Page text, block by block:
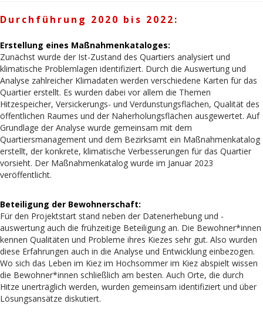
Durchführung 2020 bis 2022:
Erstellung eines Maßnahmenkataloges:
Zunächst wurde der Ist-Zustand des Quartiers analysiert und
klimatische Problemlagen identifiziert. Durch die Auswertung und
Analyse zahlreicher Klimadaten werden verschiedene Karten für das
Quartier erstellt. Es wurden dabei vor allem die Themen
Hitzespeicher, Versickerungs- und Verdunstungsflächen, Qualität des
öffentlichen Raumes und der Naherholungsflächen ausgewertet. Auf
Grundlage der Analyse wurde gemeinsam mit dem
Quartiersmanagement und dem Bezirksamt ein Maßnahmenkatalog
erstellt, der konkrete, klimatische Verbesserungen für das Quartier
vorsieht. Der Maßnahmenkatalog wurde im Januar 2023
veröffentlicht.
Beteiligung der Bewohnerschaft:
Für den Projektstart stand neben der Datenerhebung und -
auswertung auch die frühzeitige Beteiligung an. Die Bewohner*innen
kennen Qualitäten und Probleme ihres Kiezes sehr gut. Also wurden
diese Erfahrungen auch in die Analyse und Entwicklung einbezogen.
Wo sich das Leben im Kiez im Hochsommer im Kiez abspielt wissen
die Bewohner*innen schließlich am besten. Auch Orte, die durch
Hitze unerträglich werden, wurden gemeinsam identifiziert und über
Lösungsansätze diskutiert.